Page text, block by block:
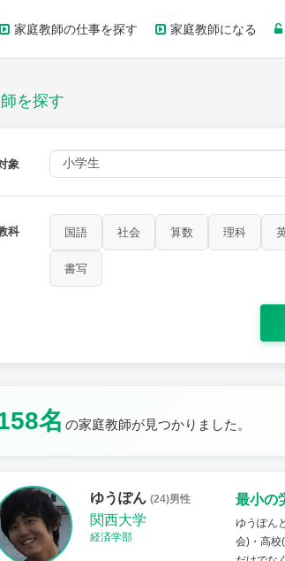
家庭教師の仕事を探す 家庭教師になる
を探す
象
科 国語 社会 算数 理科
書写
名 の家庭教師が見つかりました。
ゆうぽん (24)男性
関西大学
経済学部
最小の
ゆうぽん
会)・高校
日曜日